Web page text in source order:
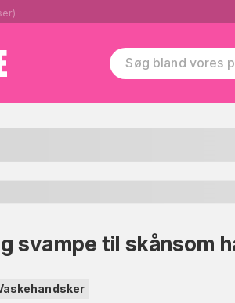
)
svampe til skånsom